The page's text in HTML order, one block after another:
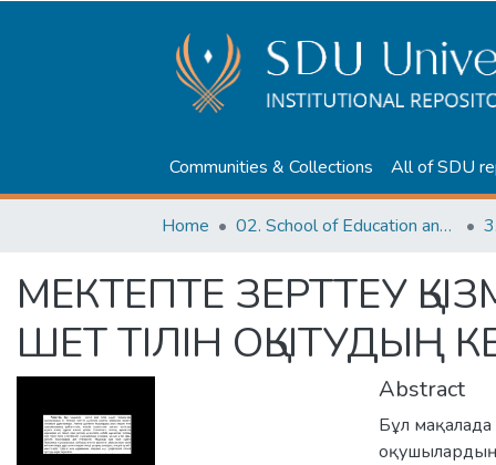
Communities & Collections All of SDU
Home 02. School of Education and humanities
МЕКТЕПТЕ ЗЕРТТЕУ
ШЕТ ТІЛІН ОҚЫТУДЫҢ
Abstract
Бұл
оқушылардың